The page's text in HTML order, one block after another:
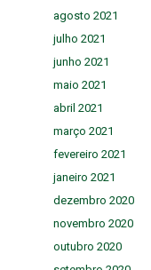
agosto 2021
julho 2021
junho 2021
maio 2021
abril 2021
março 2021
fevereiro 2021
janeiro 2021
dezembro 2020
novembro 2020
outubro 2020